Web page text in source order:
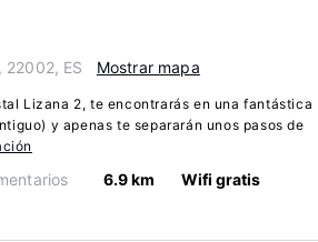
22002, ES Mostrar mapa
Lizana 2, te encontrarás en una fantástica
y apenas te separarán unos pasos de
6.9 km Wifi gratis